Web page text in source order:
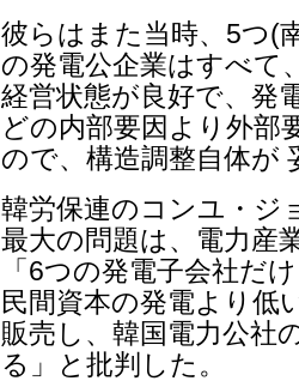
彼らはまた当時、5つ(
の発電公企業はすべて
経営状態が良好で、発
どの内部要因より外部
ので、構造調整自体が
韓労保連のコンユ・ジ
最大の問題は、電力産
「6つの発電子会社だ
民間資本の発電より低
販売し、韓国電力公社
る」と批判した。